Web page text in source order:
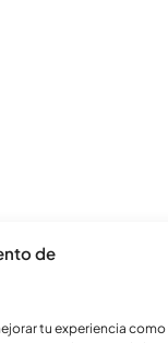
de
tu experiencia como